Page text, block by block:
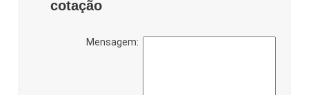
cotação
Mensagem: